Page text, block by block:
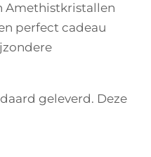
Amethistkristallen
perfect cadeau
geleverd. Deze